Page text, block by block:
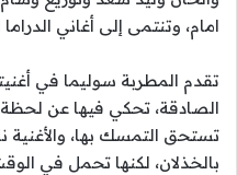
امام، وتنتمى إلى أغاني
تقدم المطربة سوليما في
الصادقة، تحكي فيها عن لحظة
تستحق التمسك بها،
بالخذلان، لكنها تحمل في